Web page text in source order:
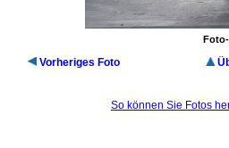
Vorheriges Foto
So können Sie Fotos